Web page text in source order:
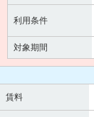
利用条件
対象期間
賃料